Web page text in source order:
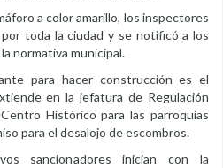
a color amarillo, los inspectores
toda la ciudad y se notificó a los
normativa municipal.
para hacer construcción es el
en la jefatura de Regulación
Histórico para las parroquias
para el desalojo de escombros.
sancionadores inician con la